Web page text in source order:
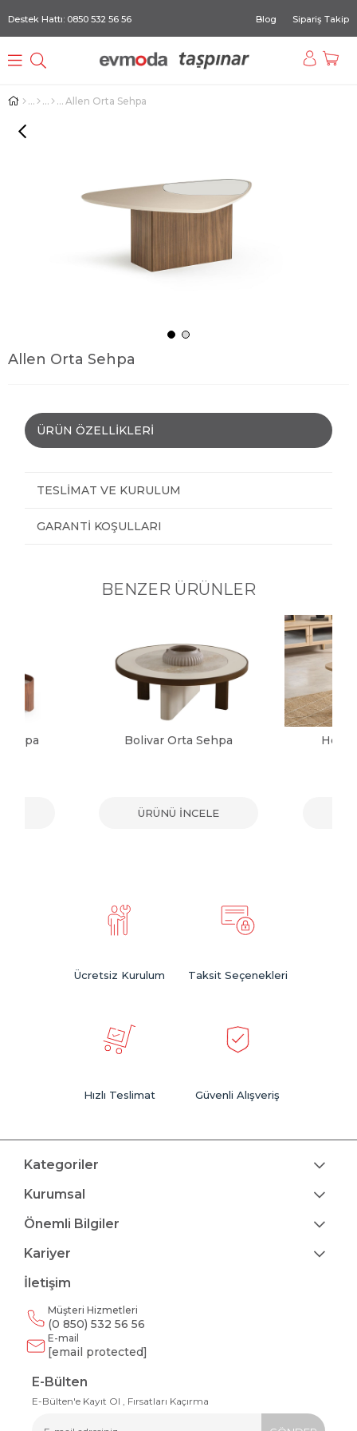
Destek Hattı: 0850 532 56 56 Blog Sipariş Takip
Allen Orta Sehpa
Allen Orta Sehpa
ÜRÜN ÖZELLIKLERI
TESLIMAT VE KURULUM
GARANTI KOŞULLARI
BENZER ÜRÜNLER
Bolivar Orta Sehpa
ÜRÜNÜ İNCELE
Ücretsiz Kurulum Taksit Seçenekleri
Hızlı Teslimat Güvenli Alışveriş
Kategoriler
Kurumsal
Önemli Bilgiler
Kariyer
İletişim
Müşteri Hizmetleri
(0 850) 532 56 56
E-mail
[email protected]
E-Bülten
E-Bülten'e Kayıt Ol , Fırsatları Kaçırma